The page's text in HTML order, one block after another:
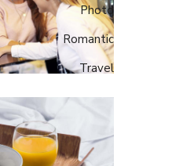
Photo
Romantic
Travel